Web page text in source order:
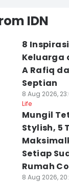
IDN
8
Keluarga
A Rafiq
Septian
8 Aug 2026,
Life
Mungil
Stylish, 5
Setiap
Rumah
8 Aug 2026,